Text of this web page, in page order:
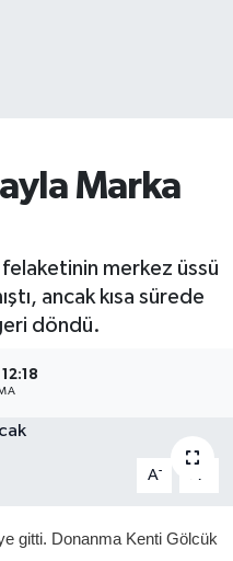
Marka
merkez üssü
ancak kısa sürede
döndü.
A- A
gitti. Donanma Kenti Gölcük